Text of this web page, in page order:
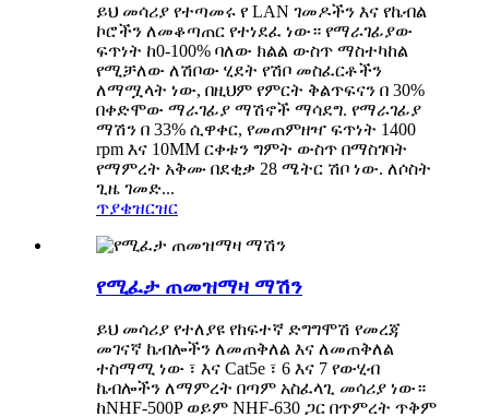
ይህ መሳሪያ የተጣመሩ የ LAN ገመዶችን እና የኬብል
ኮሮችን ለመቆጣጠር የተነደፈ ነው። የማራገፊያው
ፍጥነት ከ0-100% ባለው ክልል ውስጥ ማስተካከል
የሚቻለው ለሽቦው ሂደት የሽቦ መስፈርቶችን
ለማሟላት ነው, በዚህም የምርት ቅልጥፍናን በ 30%
በቀድሞው ማራገፊያ ማሽኖች ማሳደግ. የማራገፊያ
ማሽን በ 33% ሲዋቀር, የመጠምዘዣ ፍጥነት 1400
rpm እና 10MM ርቀቱን ግምት ውስጥ በማስገባት
የማምረት አቅሙ በደቂቃ 28 ሜትር ሽቦ ነው. ለሶስት
ጊዜ ገመድ...
ጥያቄዝርዝር
የሚፈታ ጠመዝማዛ ማሽን
ይህ መሳሪያ የተለያዩ የከፍተኛ ድግግሞሽ የመረጃ
መገናኛ ኬብሎችን ለመጠቅለል እና ለመጠቅለል
ተስማሚ ነው ፣ እና Cat5e ፣ 6 እና 7 የውሂብ
ኬብሎችን ለማምረት በጣም አስፈላጊ መሳሪያ ነው።
ከNHF-500P ወይም NHF-630 ጋር በጥምረት ጥቅም